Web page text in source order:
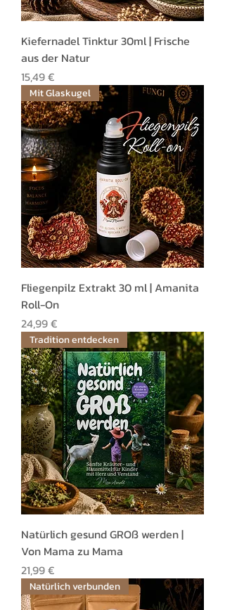
Kiefernadel Tinktur 30ml | Frische
aus der Natur
Preis
15,49 €
Mit Glaskugel
Fliegenpilz Extrakt 30 ml | Amanita
Roll-On
Preis
24,99 €
Tradition entdecken
Natürlich gesund GROß werden |
Von Mama zu Mama
Preis
21,99 €
Natürlich verbunden